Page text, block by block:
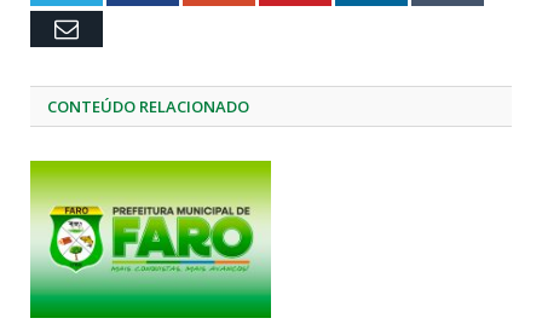
Email
CONTEÚDO RELACIONADO